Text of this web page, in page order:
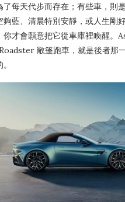
了每天代步而存在；有些車，則
夠藍、清晨特別安靜，或人生剛
你才會願意把它從車庫裡喚醒
敞篷跑車，就是後者那